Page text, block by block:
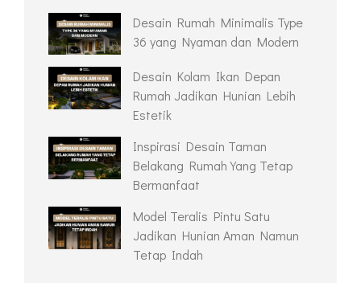
Desain Rumah Minimalis Type
36 yang Nyaman dan Modern
Desain Kolam Ikan Depan
Rumah Jadikan Hunian Lebih
Estetik
Inspirasi Desain Taman
Belakang Rumah Yang Tetap
Bermanfaat
Model Teralis Pintu Satu
Jadikan Hunian Aman Namun
Tetap Indah